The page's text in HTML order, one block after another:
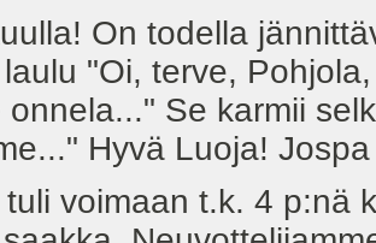
On todella
"Oi, terve, Pohjola,
onnela..." Se karmii
Hyvä Luoja!
voimaan t.k. 4 p:nä